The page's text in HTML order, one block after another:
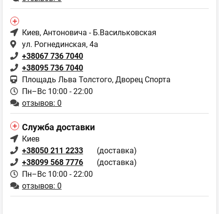
Киев, Антоновича - Б.Васильковская
ул. Рогнединская, 4а
+38067 736 7040
+38095 736 7040
Площадь Льва Толстого, Дворец Спорта
Пн–Вс 10:00 - 22:00
отзывов: 0
Служба доставки
Киев
+38050 211 2233
(доставка)
+38099 568 7776
(доставка)
Пн–Вс 10:00 - 22:00
отзывов: 0